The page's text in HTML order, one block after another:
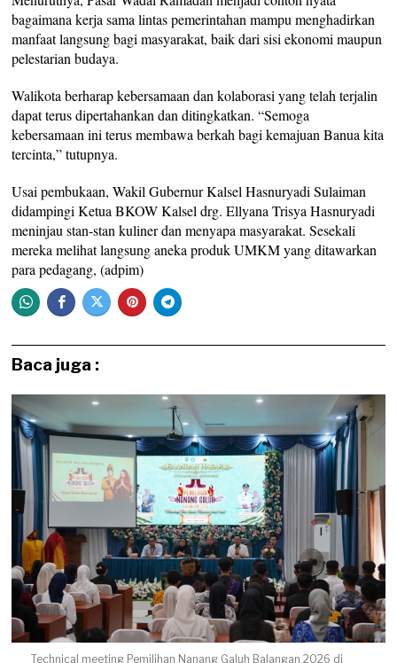
bagaimana kerja sama lintas pemerintahan mampu menghadirkan
manfaat langsung bagi masyarakat, baik dari sisi ekonomi maupun
pelestarian budaya.
Walikota berharap kebersamaan dan kolaborasi yang telah terjalin
dapat terus dipertahankan dan ditingkatkan. “Semoga
kebersamaan ini terus membawa berkah bagi kemajuan Banua kita
tercinta,” tutupnya.
Usai pembukaan, Wakil Gubernur Kalsel Hasnuryadi Sulaiman
didampingi Ketua BKOW Kalsel drg. Ellyana Trisya Hasnuryadi
meninjau stan-stan kuliner dan menyapa masyarakat. Sesekali
mereka melihat langsung aneka produk UMKM yang ditawarkan
para pedagang, (adpim)
Baca juga :
Technical meeting Pemilihan Nanang Galuh Balangan 2026 di